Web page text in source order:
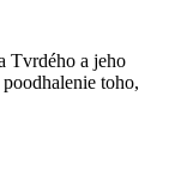
Tvrdého a jeho
toho,